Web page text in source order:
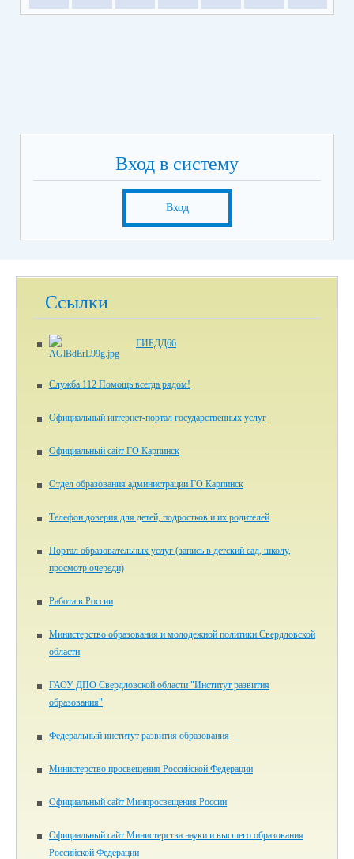
Вход в систему
Вход
Ссылки
ГИБДД66
Служба 112 Помощь всегда рядом!
Официальный интернет-портал государственных услуг
Официальный сайт ГО Карпинск
Отдел образования администрации ГО Карпинск
Телефон доверия для детей, подростков и их родителей
Портал образовательных услуг (запись в детский сад, школу,
просмотр очереди)
Работа в России
Министерство образования и молодежной политики Свердловской
области
ГАОУ ДПО Свердловской области "Институт развития
образования"
Федеральный институт развития образования
Министерство просвещения Российской Федерации
Официальный сайт Минпросвещения России
Официальный сайт Министерства науки и высшего образования
Российской Федерации